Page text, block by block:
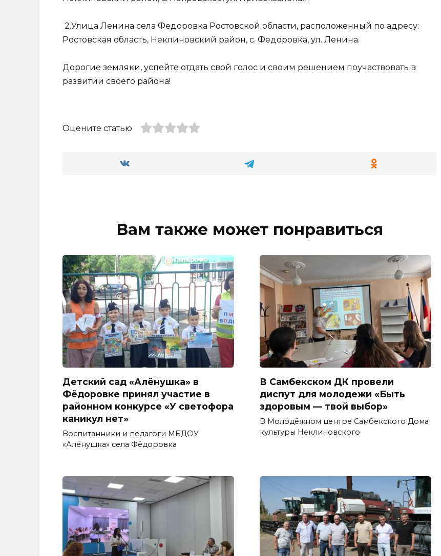
2.Улица Ленина села Федоровка Ростовской области, расположенный по адресу:
Ростовская область, Неклиновский район, с. Федоровка, ул. Ленина.
Дорогие земляки, успейте отдать свой голос и своим решением поучаствовать в
развитии своего района!
Оцените статью
Вам также может понравиться
Детский сад «Алёнушка» в
Фёдоровке принял участие в
районном конкурсе «У светофора
каникул нет»
Воспитанники и педагоги МБДОУ
«Алёнушка» села Фёдоровка
В Самбекском ДК провели
диспут для молодежи «Быть
здоровым — твой выбор»
В Молодёжном центре Самбекского Дома
культуры Неклиновского